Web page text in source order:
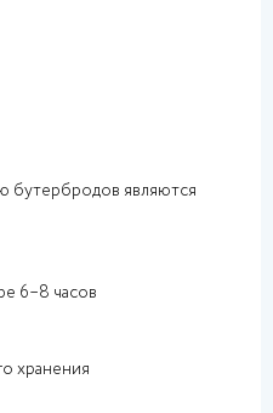
бутербродов являются
6–8 часов
хранения